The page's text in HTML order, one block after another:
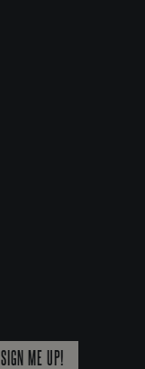
SIGN ME UP!